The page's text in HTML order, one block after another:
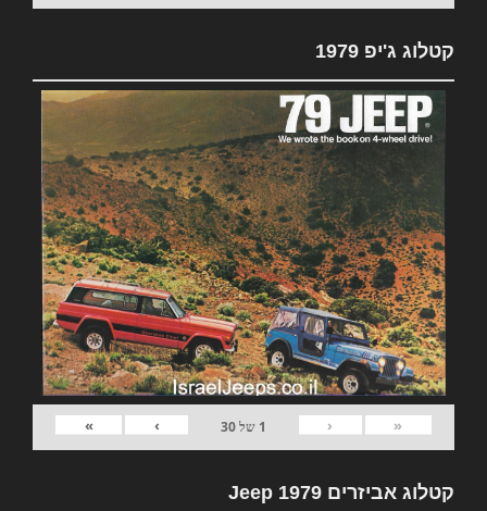
קטלוג ג'יפ 1979
«
‹
1 של30
›
»
קטלוג אביזרים 1979 Jeep